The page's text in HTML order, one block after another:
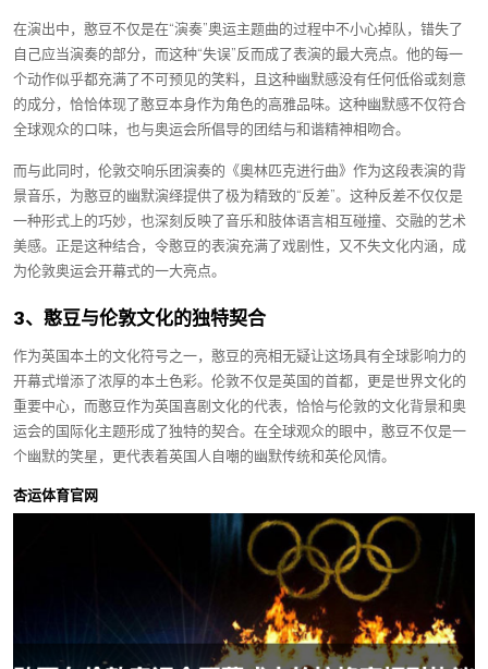
在演出中，憨豆不仅是在“演奏”奥运主题曲的过程中不小心掉队，错失了
自己应当演奏的部分，而这种“失误”反而成了表演的最大亮点。他的每一
个动作似乎都充满了不可预见的笑料，且这种幽默感没有任何低俗或刻意
的成分，恰恰体现了憨豆本身作为角色的高雅品味。这种幽默感不仅符合
全球观众的口味，也与奥运会所倡导的团结与和谐精神相吻合。
而与此同时，伦敦交响乐团演奏的《奧林匹克进行曲》作为这段表演的背
景音乐，为憨豆的幽默演绎提供了极为精致的“反差”。这种反差不仅仅是
一种形式上的巧妙，也深刻反映了音乐和肢体语言相互碰撞、交融的艺术
美感。正是这种结合，令憨豆的表演充满了戏剧性，又不失文化内涵，成
为伦敦奥运会开幕式的一大亮点。
3、憨豆与伦敦文化的独特契合
作为英国本土的文化符号之一，憨豆的亮相无疑让这场具有全球影响力的
开幕式增添了浓厚的本土色彩。伦敦不仅是英国的首都，更是世界文化的
重要中心，而憨豆作为英国喜剧文化的代表，恰恰与伦敦的文化背景和奥
运会的国际化主题形成了独特的契合。在全球观众的眼中，憨豆不仅是一
个幽默的笑星，更代表着英国人自嘲的幽默传统和英伦风情。
杏运体育官网